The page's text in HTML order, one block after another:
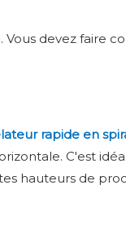
devez faire
rapide en
C'est
hauteurs de